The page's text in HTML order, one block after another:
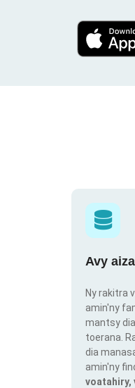
Avy
Ny rakitra
amin'ny
mantsy
toerana.
dia
amin'ny
voatahiry,